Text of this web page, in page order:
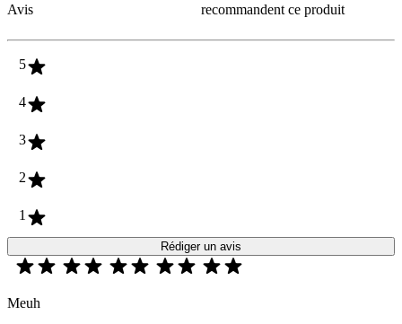
Avis
recommandent ce produit
5
4
3
2
1
Rédiger un avis
Meuh